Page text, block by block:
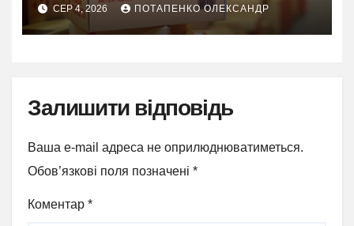
СЕР 4, 2026 ПОТАПЕНКО ОЛЕКСАНДР
Залишити відповідь
Ваша e-mail адреса не оприлюднюватиметься.
Обов’язкові поля позначені *
Коментар *